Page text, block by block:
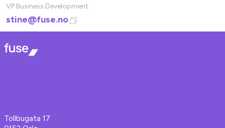
VP Business Development
stine@fuse.no
Tollbugata 17